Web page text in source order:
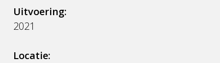
Uitvoering:
2021
Locatie: